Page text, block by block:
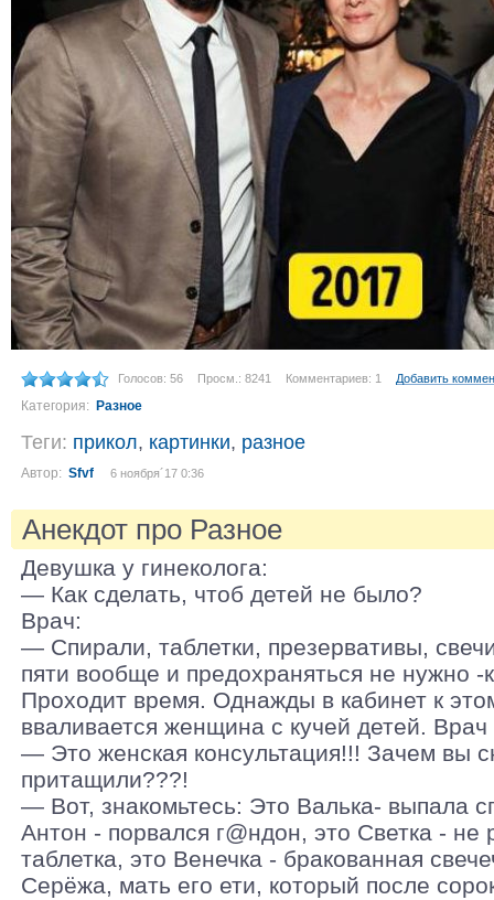
Голосов: 56 Просм.: 8241 Комментариев: 1 Добавить
Категория: Разное
Теги: прикол, картинки, разное
Автор: Sfvf 6 ноября´17 0:36
Анекдот про Разное
Девушка у гинеколога:
— Как сделать, чтоб детей не было?
Врач:
— Спирали, таблетки, презервативы,
пяти вообще и предохраняться не нужно -
Проходит время. Однажды в кабинет к
вваливается женщина с кучей детей.
— Это женская консультация!!! Зачем вы
притащили???!
— Вот, знакомьтесь: Это Валька- выпала
Антон - порвался г@ндон, это Светка - не
таблетка, это Венечка - бракованная
Серёжа, мать его ети, который после